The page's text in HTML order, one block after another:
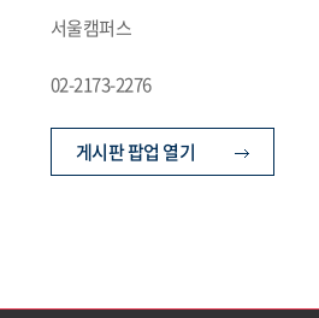
서울캠퍼스
02-2173-2276
게시판 팝업 열기